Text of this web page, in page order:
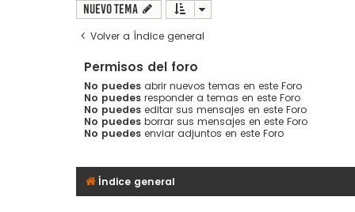
Nuevo Tema
Volver a Índice general
Permisos del foro
No puedes abrir nuevos temas en este Foro
No puedes responder a temas en este Foro
No puedes editar sus mensajes en este Foro
No puedes borrar sus mensajes en este Foro
No puedes enviar adjuntos en este Foro
Índice general